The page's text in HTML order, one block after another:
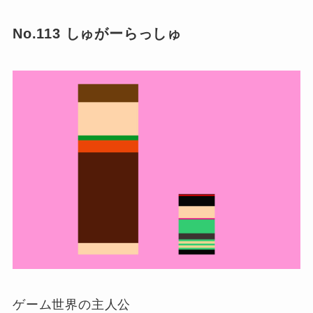
No.113 しゅがーらっしゅ
ゲーム世界の主人公